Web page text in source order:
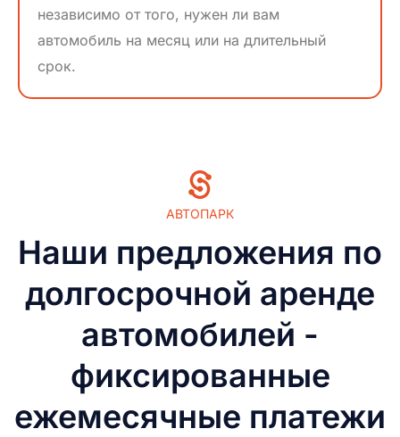
независимо от того, нужен ли вам
автомобиль на месяц или на длительный
срок.
АВТОПАРК
Наши предложения по
долгосрочной аренде
автомобилей -
фиксированные
ежемесячные платежи